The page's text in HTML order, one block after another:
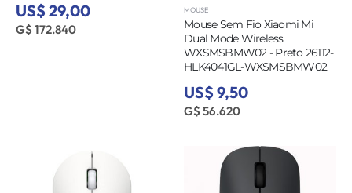
US$ 29,00
G$ 172.840
MOUSE
Mouse Sem Fio Xiaomi Mi
Dual Mode Wireless
WXSMSBMW02 - Preto 26112-
HLK4041GL-WXSMSBMW02
US$ 9,50
G$ 56.620